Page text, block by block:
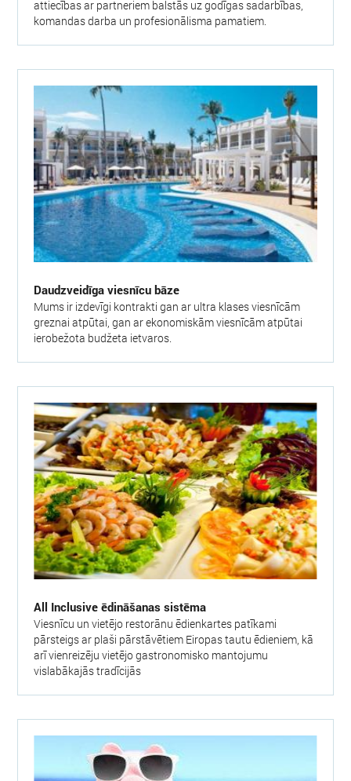
attiecības ar partneriem balstās uz godīgas sadarbības,
komandas darba un profesionālisma pamatiem.
Daudzveidīga viesnīcu bāze
Mums ir izdevīgi kontrakti gan ar ultra klases viesnīcām
greznai atpūtai, gan ar ekonomiskām viesnīcām atpūtai
ierobežota budžeta ietvaros.
All Inclusive ēdināšanas sistēma
Viesnīcu un vietējo restorānu ēdienkartes patīkami
pārsteigs ar plaši pārstāvētiem Eiropas tautu ēdieniem, kā
arī vienreizēju vietējo gastronomisko mantojumu
vislabākajās tradīcijās